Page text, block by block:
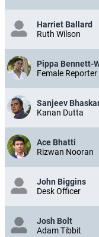
Harriet Ballard
Ruth Wilson
Pippa Bennett-
Female Reporter
Sanjeev
Kanan Dutta
Ace Bhatti
Rizwan Nooran
John Biggins
Desk Officer
Josh Bolt
Adam Tibbit